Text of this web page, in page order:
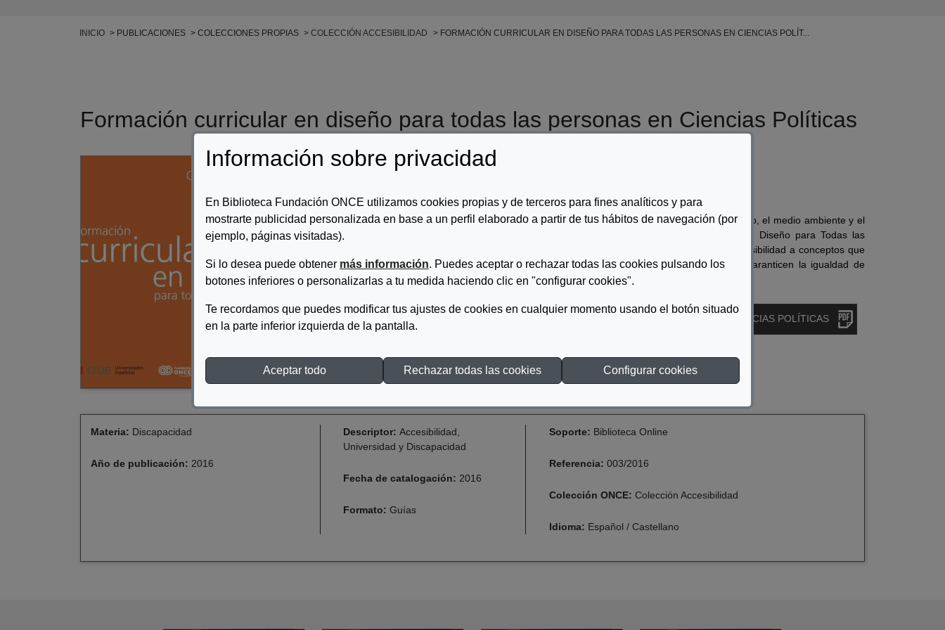
Información sobre privacidad
En Biblioteca Fundación ONCE utilizamos cookies propias y de terceros para fines analíticos y para
mostrarte publicidad personalizada en base a un perfil elaborado a partir de tus hábitos de navegación (por
ejemplo, páginas visitadas).
Si lo desea puede obtener más información. Puedes aceptar o rechazar todas las cookies pulsando los
botones inferiores o personalizarlas a tu medida haciendo clic en "configurar cookies".
Te recordamos que puedes modificar tus ajustes de cookies en cualquier momento usando el botón situado
en la parte inferior izquierda de la pantalla.
Aceptar todo Rechazar todas las cookies Configurar cookies
Ruta de navegación
INICIO PUBLICACIONES COLECCIONES PROPIAS COLECCIÓN ACCESIBILIDAD FORMACIÓN CURRICULAR EN DISEÑO PARA TODAS LAS PERSONAS EN CIENCIAS POLÍT...
Formación curricular en diseño para todas las personas en Ciencias Políticas
Autor/es:Varios
El planteamiento general es que todas las titulaciones que guardan alguna relación con el ser humano, el medio ambiente y el
diseño del entorno físico y virtual han de incluir, en mayor o menor medida, conocimientos sobre Diseño para Todas las
Personas y Accesibilidad Universal en sus Planes de Estudio. Con esta fórmula se espera conferir visibilidad a conceptos que
ahora subyacen diluidos, así como impulsar la investigación y la formación de especialistas que garanticen la igualdad de
oportunidades de las personas con discapacidad.
DESCARGAR FORMACIÓN CURRICULAR EN DISEÑO PARA TODAS LAS PERSONAS EN CIENCIAS POLÍTICAS
Materia: Discapacidad
Año de publicación: 2016
Descriptor:Accesibilidad,
Universidad y Discapacidad
Fecha de catalogación: 2016
Formato:Guías
Soporte: Biblioteca Online
Referencia: 003/2016
Colección ONCE: Colección Accesibilidad
Idioma: Español / Castellano